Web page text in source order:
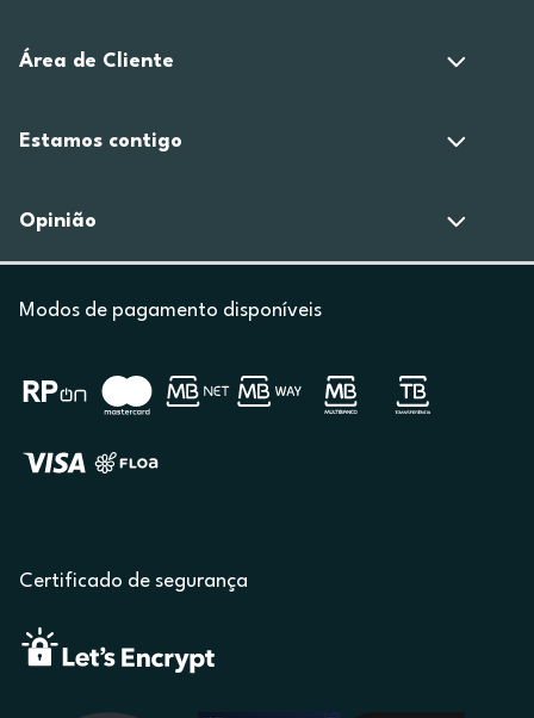
Área de Cliente
Estamos contigo
Opinião
Modos de pagamento disponíveis
Certificado de segurança